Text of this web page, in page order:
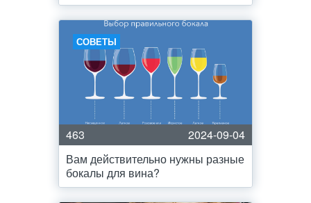
СОВЕТЫ
463
2024-09-04
Вам действительно нужны разные
бокалы для вина?